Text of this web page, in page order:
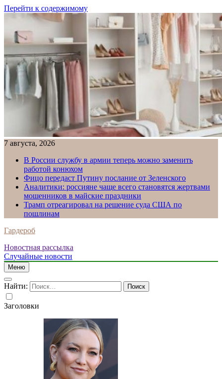
Перейти к содержимому
7 августа, 2026
В России службу в армии теперь можно заменить
работой конюхом
Фицо передаст Путину послание от Зеленского
Аналитики: россияне чаще всего становятся жертвами
мошенников в майские праздники
Трамп отреагировал на решение суда США по
пошлинам
Гардероб
Новостная рассылка
Случайные новости
Меню
Найти:
Заголовки